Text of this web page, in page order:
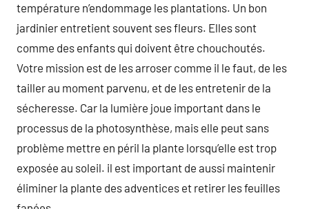
température n’endommage les plantations. Un bon
jardinier entretient souvent ses fleurs. Elles sont
comme des enfants qui doivent être chouchoutés.
Votre mission est de les arroser comme il le faut, de les
tailler au moment parvenu, et de les entretenir de la
sécheresse. Car la lumière joue important dans le
processus de la photosynthèse, mais elle peut sans
problème mettre en péril la plante lorsqu’elle est trop
exposée au soleil. il est important de aussi maintenir
éliminer la plante des adventices et retirer les feuilles